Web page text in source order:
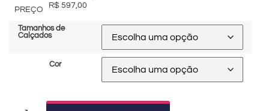
PREÇO
R$ 597,00
Tamanhos de
Calçados
Cor